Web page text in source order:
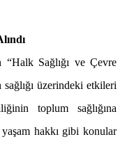
“Halk Sağlığı ve Çevre
üzerindeki etkileri
toplum sağlığına
yaşam hakkı gibi konular